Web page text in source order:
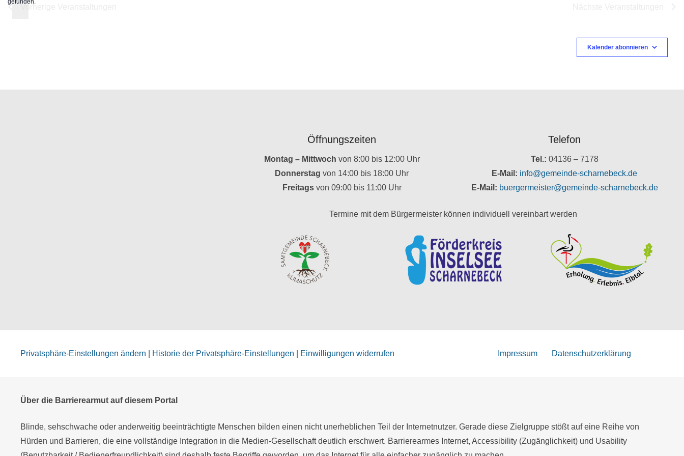
Kalender abonnieren
Öffnungszeiten
Montag – Mittwoch von 8:00 bis 12:00 Uhr
Donnerstagvon 14:00 bis 18:00 Uhr
Freitags von 09:00 bis 11:00 Uhr
Telefon
Tel.: 04136 – 7178
E-Mail: info@gemeinde-scharnebeck.de
E-Mail: buergermeister@gemeinde-scharnebeck.de
Termine mit dem Bürgermeister können individuell vereinbart werden
Privatsphäre-Einstellungen ändern Historie der Privatsphäre-Einstellungen Einwilligungen widerrufen Impressum Datenschutzerklärung
Über die Barrierearmut auf diesem Portal
Blinde, sehschwache oder anderweitig beeinträchtigte Menschen bilden einen nicht unerheblichen Teil der Internetnutzer. Gerade diese Zielgruppe stößt auf eine Reihe von
Hürden und Barrieren, die eine vollständige Integration in die Medien-Gesellschaft deutlich erschwert. Barrierearmes Internet, Accessibility (Zugänglichkeit) und Usability